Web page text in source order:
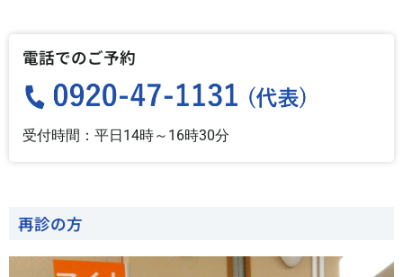
電話でのご予約
受付時間：平日14時～16時30分
再診の方